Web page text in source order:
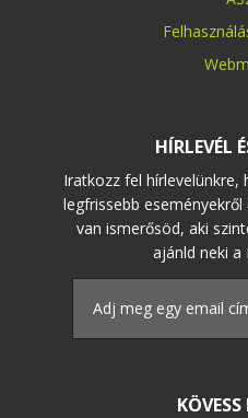
HÍRLEVÉL
Iratkozz fel
legfrissebb
van ismerősöd, aki
ajánld neki a